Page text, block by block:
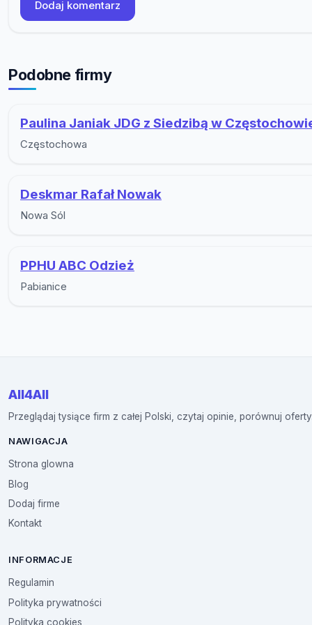
Dodaj komentarz
Podobne firmy
Paulina Janiak JDG z Siedzibą w
Częstochowa
Deskmar Rafał Nowak
Nowa Sól
PPHU ABC Odzież
Pabianice
All4All
Przeglądaj tysiące firm z całej Polski, czytaj opinie, porównuj
NAWIGACJA
Strona glowna
Blog
Dodaj firme
Kontakt
INFORMACJE
Regulamin
Polityka prywatności
Polityka cookies